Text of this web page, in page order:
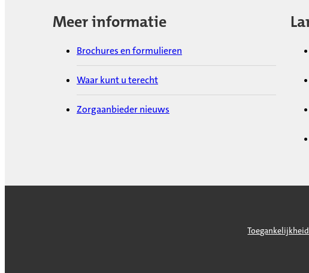
Meer informatie
Brochures en formulieren
Waar kunt u terecht
Zorgaanbieder nieuws
Toegankelijkheid